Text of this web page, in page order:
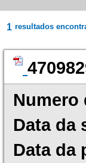
1 resultados
Numero
Data da
Data da